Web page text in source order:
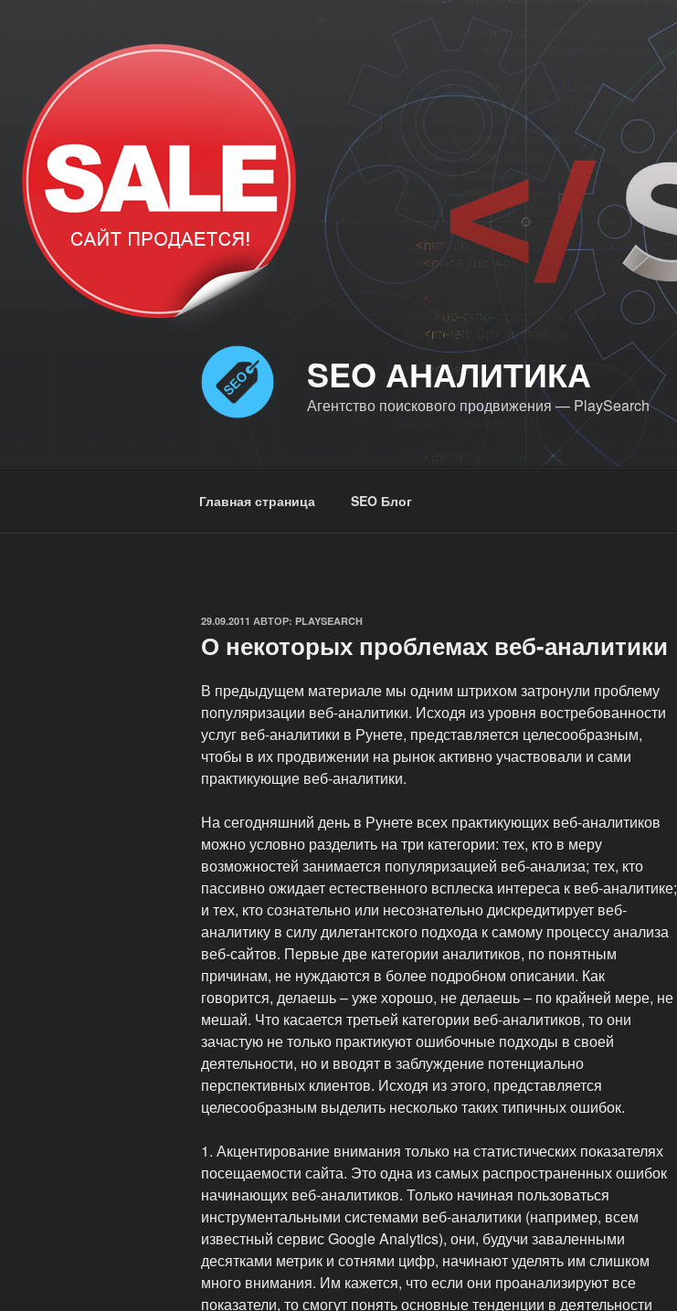
SEO АНАЛИТИКА
Агентство поискового продвижения — PlaySearch
Главная страница SEO Блог
ОПУБЛИКОВАНО
29.09.2011 АВТОР: PLAYSEARCH
О некоторых проблемах веб-аналитики
В предыдущем материале мы одним штрихом затронули проблему
популяризации веб-аналитики. Исходя из уровня востребованности
услуг веб-аналитики в Рунете, представляется целесообразным,
чтобы в их продвижении на рынок активно участвовали и сами
практикующие веб-аналитики.
На сегодняшний день в Рунете всех практикующих веб-аналитиков
можно условно разделить на три категории: тех, кто в меру
возможностей занимается популяризацией веб-анализа; тех, кто
пассивно ожидает естественного всплеска интереса к веб-аналитике;
и тех, кто сознательно или несознательно дискредитирует веб-
аналитику в силу дилетантского подхода к самому процессу анализа
веб-сайтов. Первые две категории аналитиков, по понятным
причинам, не нуждаются в более подробном описании. Как
говорится, делаешь – уже хорошо, не делаешь – по крайней мере, не
мешай. Что касается третьей категории веб-аналитиков, то они
зачастую не только практикуют ошибочные подходы в своей
деятельности, но и вводят в заблуждение потенциально
перспективных клиентов. Исходя из этого, представляется
целесообразным выделить несколько таких типичных ошибок.
1. Акцентирование внимания только на статистических показателях
посещаемости сайта. Это одна из самых распространенных ошибок
начинающих веб-аналитиков. Только начиная пользоваться
инструментальными системами веб-аналитики (например, всем
известный сервис Google Analytics), они, будучи заваленными
десятками метрик и сотнями цифр, начинают уделять им слишком
много внимания. Им кажется, что если они проанализируют все
показатели, то смогут понять основные тенденции в деятельности